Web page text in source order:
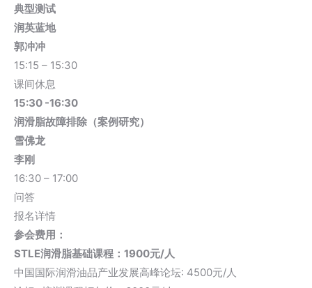
典型测试
润英蓝地
郭冲冲
15:15 – 15:30
课间休息
15:30 -16:30
润滑脂故障排除（案例研究）
雪佛龙
李刚
16:30 – 17:00
问答
报名详情
参会费用：
STLE润滑脂基础课程：1900元/人
中国国际润滑油品产业发展高峰论坛: 4500元/人